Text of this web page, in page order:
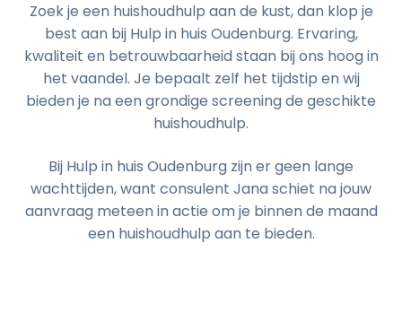
Zoek je een huishoudhulp aan de kust, dan klop je
best aan bij Hulp in huis Oudenburg. Ervaring,
kwaliteit en betrouwbaarheid staan bij ons hoog in
het vaandel. Je bepaalt zelf het tijdstip en wij
bieden je na een grondige screening de geschikte
huishoudhulp.
Bij Hulp in huis Oudenburg zijn er geen lange
wachttijden, want consulent Jana schiet na jouw
aanvraag meteen in actie om je binnen de maand
een huishoudhulp aan te bieden.